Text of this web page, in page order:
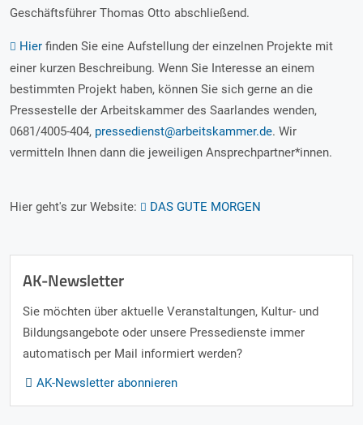
Geschäftsführer Thomas Otto abschließend.
Hier finden Sie eine Aufstellung der einzelnen Projekte mit
einer kurzen Beschreibung. Wenn Sie Interesse an einem
bestimmten Projekt haben, können Sie sich gerne an die
Pressestelle der Arbeitskammer des Saarlandes wenden,
0681/4005-404, pressedienst@arbeitskammer.de. Wir
vermitteln Ihnen dann die jeweiligen Ansprechpartner*innen.
Hier geht's zur Website: DAS GUTE MORGEN
AK-Newsletter
Sie möchten über aktuelle Veranstaltungen, Kultur- und
Bildungsangebote oder unsere Pressedienste immer
automatisch per Mail informiert werden?
AK-Newsletter abonnieren